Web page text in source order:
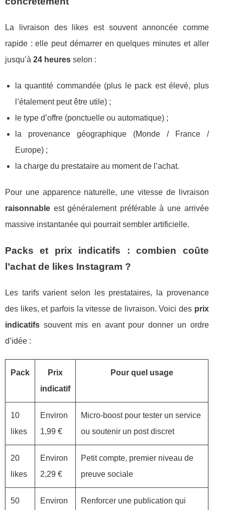
La livraison des likes est souvent annoncée comme
rapide : elle peut démarrer en quelques minutes et aller
jusqu’à 24 heures selon :
la quantité commandée (plus le pack est élevé, plus
l’étalement peut être utile) ;
le type d’offre (ponctuelle ou automatique) ;
la provenance géographique (Monde / France /
Europe) ;
la charge du prestataire au moment de l’achat.
Pour une apparence naturelle, une vitesse de livraison
raisonnable est généralement préférable à une arrivée
massive instantanée qui pourrait sembler artificielle.
Packs et prix indicatifs : combien coûte
l’achat de likes Instagram ?
Les tarifs varient selon les prestataires, la provenance
des likes, et parfois la vitesse de livraison. Voici des prix
indicatifs souvent mis en avant pour donner un ordre
d’idée :
Pack
Prix
indicatif
Pour quel usage
10
likes
Environ
1,99 €
Micro-boost pour tester un service
ou soutenir un post discret
20
likes
Environ
2,29 €
Petit compte, premier niveau de
preuve sociale
50
Environ
Renforcer une publication qui